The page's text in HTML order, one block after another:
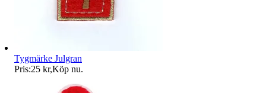
Tygmärke Julgran
Pris:25 kr,Köp nu.